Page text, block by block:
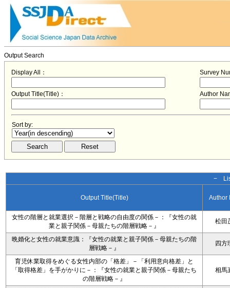
Output Search
Display All： Survey
Output Title(Title)： Author
Sort by:
−
Output Title(Title) Author
女性の階層と就業選択－階層と戦略の自由度の関係－：『女性の就
業と親子関係－母親たちの階層戦略－』
松田
晩婚化と女性の就業意識：『女性の就業と親子関係－母親たちの階
層戦略－』
四方
育児休業取得をめぐる女性内部の「格差」－「利用意向格差」と
「取得格差」を手がかりに－：『女性の就業と親子関係－母親たち
の階層戦略－』
相馬